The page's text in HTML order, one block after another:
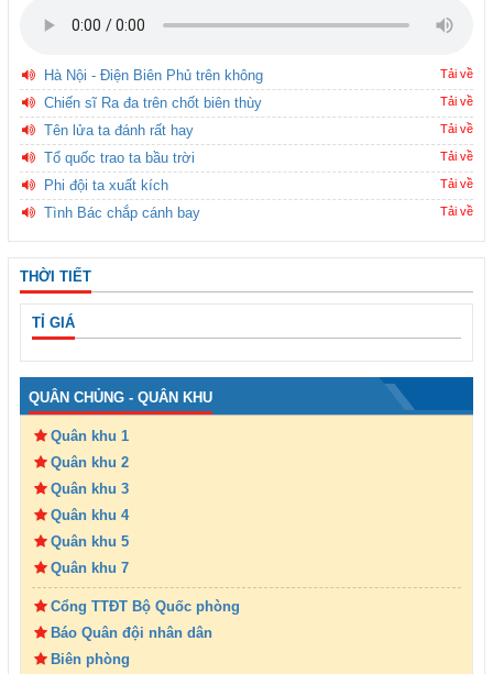
Hà Nội - Điện Biên Phủ trên không Tải về
Chiến sĩ Ra đa trên chốt biên thùy Tải về
Tên lửa ta đánh rất hay Tải về
Tổ quốc trao ta bầu trời Tải về
Phi đội ta xuất kích Tải về
Tình Bác chắp cánh bay Tải về
THỜI TIẾT
TỈ GIÁ
QUÂN CHỦNG - QUÂN KHU
Quân khu 1
Quân khu 2
Quân khu 3
Quân khu 4
Quân khu 5
Quân khu 7
Cổng TTĐT Bộ Quốc phòng
Báo Quân đội nhân dân
Biên phòng